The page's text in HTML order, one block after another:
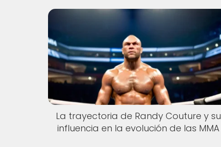
La trayectoria de Randy Couture y su
influencia en la evolución de las MMA